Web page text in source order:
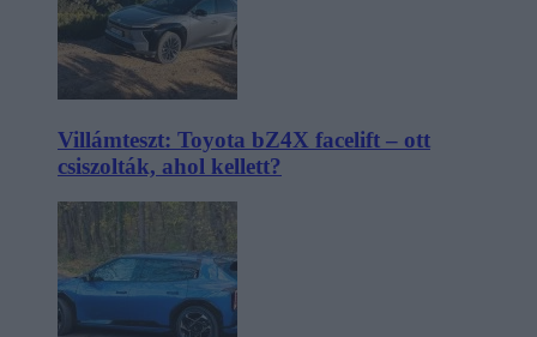
Villámteszt: Toyota bZ4X facelift – ott
csiszolták, ahol kellett?